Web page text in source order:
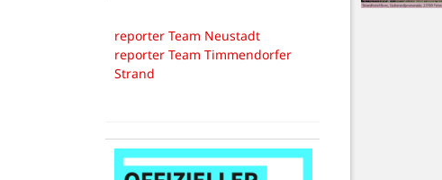
reporter Team Neustadt
reporter Team Timmendorfer
Strand